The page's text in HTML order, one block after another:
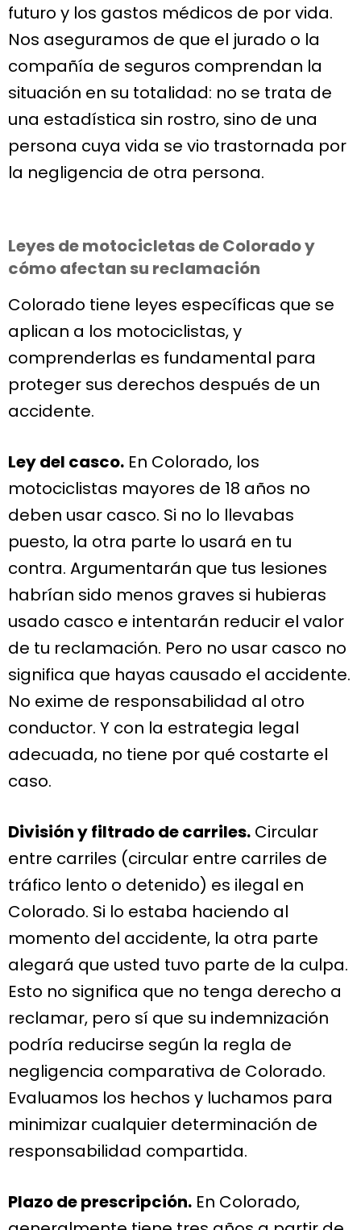
futuro y los gastos médicos de por vida.
Nos aseguramos de que el jurado o la
compañía de seguros comprendan la
situación en su totalidad: no se trata de
una estadística sin rostro, sino de una
persona cuya vida se vio trastornada por
la negligencia de otra persona.
Leyes de motocicletas de Colorado y
cómo afectan su reclamación
Colorado tiene leyes específicas que se
aplican a los motociclistas, y
comprenderlas es fundamental para
proteger sus derechos después de un
accidente.
Ley del casco. En Colorado, los
motociclistas mayores de 18 años no
deben usar casco. Si no lo llevabas
puesto, la otra parte lo usará en tu
contra. Argumentarán que tus lesiones
habrían sido menos graves si hubieras
usado casco e intentarán reducir el valor
de tu reclamación. Pero no usar casco no
significa que hayas causado el accidente.
No exime de responsabilidad al otro
conductor. Y con la estrategia legal
adecuada, no tiene por qué costarte el
caso.
División y filtrado de carriles. Circular
entre carriles (circular entre carriles de
tráfico lento o detenido) es ilegal en
Colorado. Si lo estaba haciendo al
momento del accidente, la otra parte
alegará que usted tuvo parte de la culpa.
Esto no significa que no tenga derecho a
reclamar, pero sí que su indemnización
podría reducirse según la regla de
negligencia comparativa de Colorado.
Evaluamos los hechos y luchamos para
minimizar cualquier determinación de
responsabilidad compartida.
Plazo de prescripción. En Colorado,